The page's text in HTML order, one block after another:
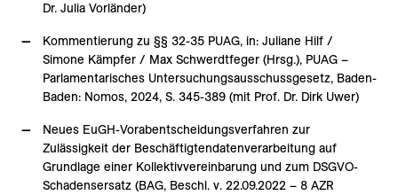
Dr. Julia Vorländer)
Kommentierung zu §§ 32-35 PUAG, in: Juliane Hilf /
Simone Kämpfer / Max Schwerdtfeger (Hrsg.), PUAG –
Parlamentarisches Untersuchungsausschussgesetz, Baden-
Baden: Nomos, 2024, S. 345-389 (mit Prof. Dr. Dirk Uwer)
Neues EuGH-Vorabentscheidungsverfahren zur
Zulässigkeit der Beschäftigtendatenverarbeitung auf
Grundlage einer Kollektivvereinbarung und zum DSGVO-
Schadensersatz (BAG, Beschl. v. 22.09.2022 – 8 AZR